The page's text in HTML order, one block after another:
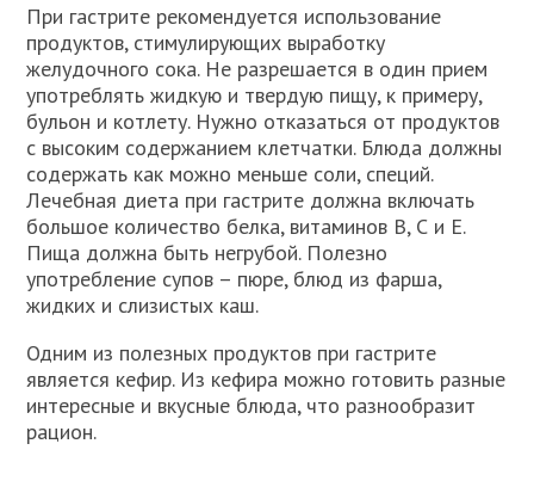
При гастрите рекомендуется использование
продуктов, стимулирующих выработку
желудочного сока. Не разрешается в один прием
употреблять жидкую и твердую пищу, к примеру,
бульон и котлету. Нужно отказаться от продуктов
с высоким содержанием клетчатки. Блюда должны
содержать как можно меньше соли, специй.
Лечебная диета при гастрите должна включать
большое количество белка, витаминов В, С и Е.
Пища должна быть негрубой. Полезно
употребление супов – пюре, блюд из фарша,
жидких и слизистых каш.
Одним из полезных продуктов при гастрите
является кефир. Из кефира можно готовить разные
интересные и вкусные блюда, что разнообразит
рацион.